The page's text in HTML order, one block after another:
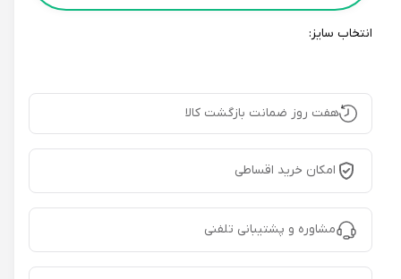
انتخاب سایز:
هفت روز ضمانت بازگشت کالا
امکان خرید اقساطی
مشاوره و پشتیبانی تلفنی